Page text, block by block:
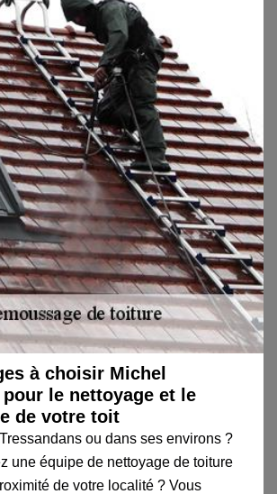
à choisir Michel
le nettoyage et le
de votre toit
ou dans ses environs ?
une équipe de nettoyage de toiture
de votre localité ? Vous